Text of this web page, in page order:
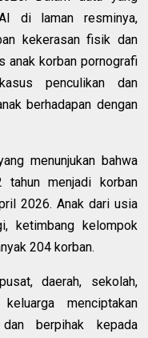
di laman resminya,
kekerasan fisik dan
anak korban pornografi
penculikan dan
berhadapan dengan
menunjukan bahwa
menjadi korban
2026. Anak dari usia
ketimbang kelompok
204 korban.
daerah, sekolah,
menciptakan
berpihak kepada